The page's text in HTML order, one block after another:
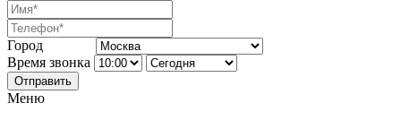
Город
Время звонка
Отправить
Меню